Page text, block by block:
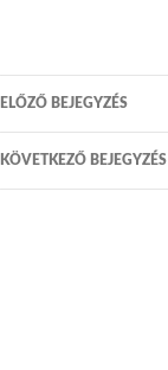
Bejegyzés
navigáció
ELŐZŐ BEJEGYZÉS
KÖVETKEZŐ BEJEGYZÉS